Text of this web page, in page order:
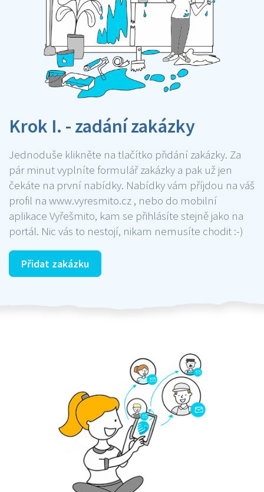
Krok I. - zadání zakázky
Jednoduše klikněte na tlačítko přidání zakázky. Za
pár minut vyplníte formulář zakázky a pak už jen
čekáte na první nabídky. Nabídky vám příjdou na váš
profil na www.vyresmito.cz , nebo do mobilní
aplikace Vyřešmito, kam se přihlásíte stejně jako na
portál. Nic vás to nestojí, nikam nemusíte chodit :-)
Přidat zakázku